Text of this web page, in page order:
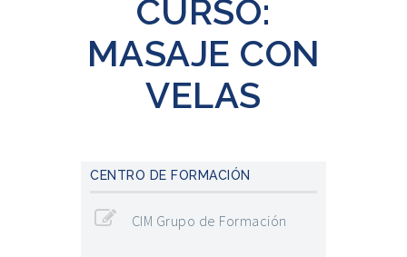
CURSO:
MASAJE CON
VELAS
CENTRO DE FORMACIÓN
CIM Grupo de Formación